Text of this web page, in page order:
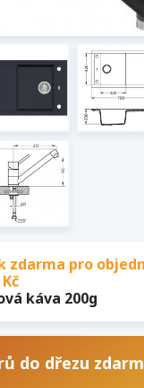
zdarma pro
káva 200g
do dřezu